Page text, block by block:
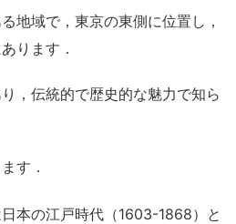
地域で，東京の東側に位置し，
ります．
，伝統的で歴史的な魅力で知ら
す．
本の江戸時代（1603-1868）と